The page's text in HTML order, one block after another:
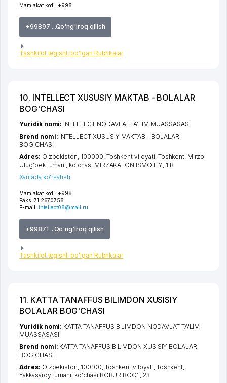
Mamlakat kodi: +998
+99897 ...Qo'ng'iroq qilish
Tashkilot tegishli bo'lgan Rubrikalar
10. INTELLECT XUSUSIY MAKTAB - BOLALAR
BOG'CHASI
Mamlakat kodi: +998
Faks: 71 2670758
E-mail: intellect08@mail.ru
+99871 ...Qo'ng'iroq qilish
Tashkilot tegishli bo'lgan Rubrikalar
Yuridik nomi: INTELLECT NODAVLAT TA'LIM MUASSASASI
Brend nomi: INTELLECT XUSUSIY MAKTAB - BOLALAR
BOG'CHASI
Adres: O'zbekiston, 100000, Toshkent viloyati Toshkent Mirzo-
Ulug'bek tumani ko'chasi MIRZAKALON ISMOILIY , 1 B
Xaritada ko'rsatish
11. KATTA TANAFFUS BILIMDON XUSISIY
BOLALAR BOG'CHASI
Yuridik nomi: KATTA TANAFFUS BILIMDON NODAVLAT TA'LIM
MUASSASASI
Brend nomi: KATTA TANAFFUS BILIMDON XUSISIY BOLALAR
BOG'CHASI
Adres: O'zbekiston, 100100, Toshkent viloyati, Toshkent,
Yakkasaroy tumani, ko'chasi BOBUR BOG'I, 23